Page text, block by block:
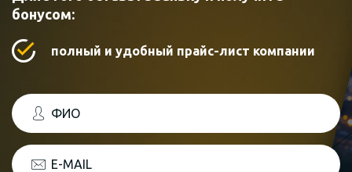
бонусом:
полный и удобный прайс-лист компании
ФИО
E-MAIL